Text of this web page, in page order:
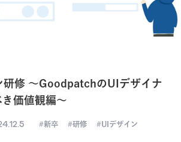
研修 〜GoodpatchのUIデザイナ
価値観編〜
新卒 研修 UIデザイン